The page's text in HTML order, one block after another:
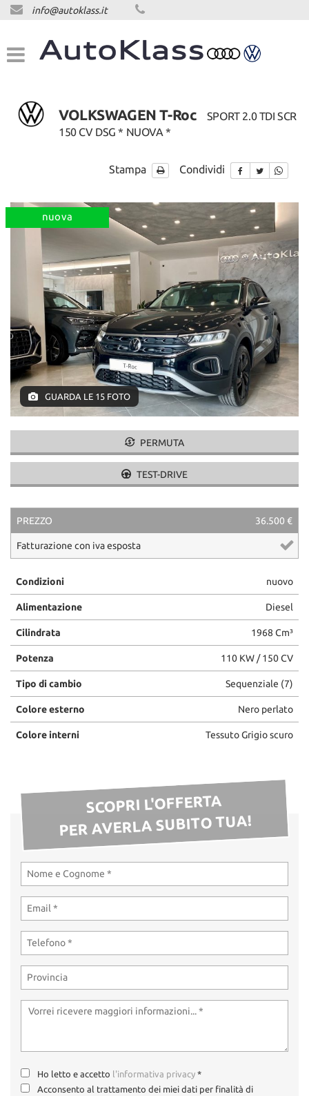
HOME
LISTA VEICOLI
ACQUISTIAMO USATO
AREA COMMERCIANTI
info@autoklass.it
VOLKSWAGEN T-Roc
SPORT 2.0 TDI SCR
150 CV DSG * NUOVA *
Stampa Condividi
nuova
GUARDA LE 15 FOTO
PERMUTA
TEST-DRIVE
PREZZO 36.500 €
Fatturazione con iva esposta
Condizioni nuovo
Alimentazione Diesel
Cilindrata 1968 Cm³
Potenza 110 KW / 150 CV
Tipo di cambio Sequenziale (7)
Colore esterno Nero perlato
Colore interni Tessuto Grigio scuro
SCOPRI L'OFFERTA
PER AVERLA SUBITO TUA!
Ho letto e accetto l'informativa privacy *
Acconsento al trattamento dei miei dati per finalità di